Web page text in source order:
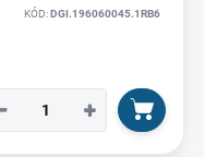
KÓD: DGI.196060045.1RB6
+